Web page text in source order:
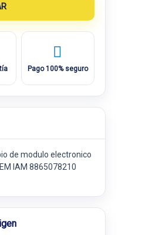
Pago 100% seguro
de modulo electronico
IAM 8865078210